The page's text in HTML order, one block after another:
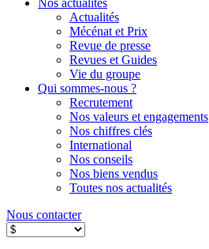
Nos actualités
Actualités
Mécénat et Prix
Revue de presse
Revues et Guides
Vie du groupe
Qui sommes-nous ?
Recrutement
Nos valeurs et engagements
Nos chiffres clés
International
Nos conseils
Nos biens vendus
Toutes nos actualités
Nous contacter